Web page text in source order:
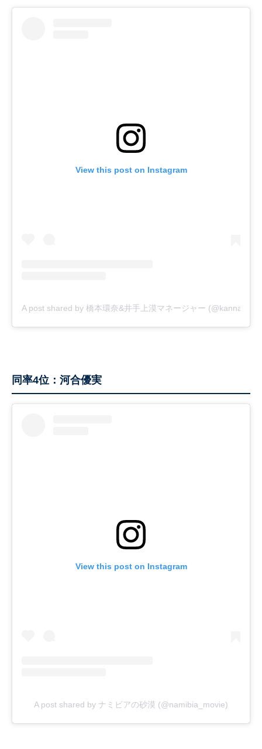
View this post on Instagram
A post shared by 橋本環奈&井手上漠マネージャー
同率4位：河合優実
View this post on Instagram
A post shared by ナミビアの砂漠 (@namibia_movie)